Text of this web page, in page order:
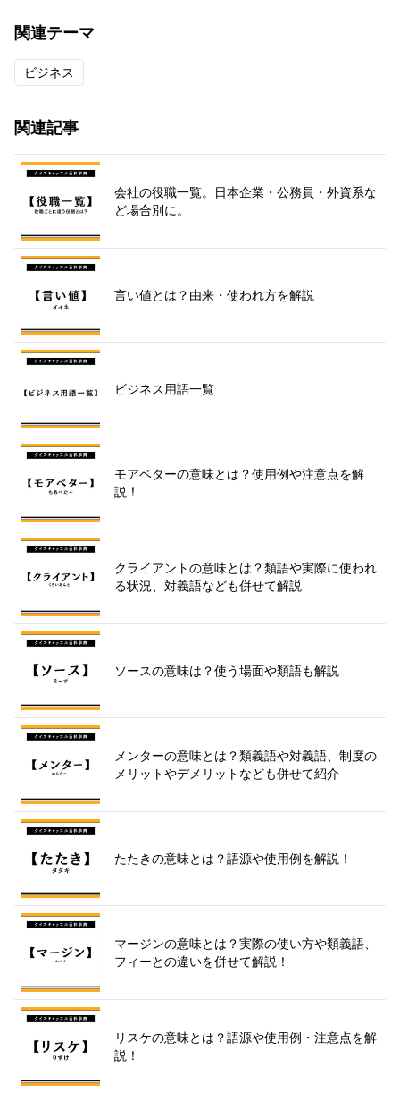
関連テーマ
ビジネス
関連記事
会社の役職一覧。日本企業・公務員・外資系な
ど場合別に。
言い値とは？由来・使われ方を解説
ビジネス用語一覧
モアベターの意味とは？使用例や注意点を解
説！
クライアントの意味とは？類語や実際に使われ
る状況、対義語なども併せて解説
ソースの意味は？使う場面や類語も解説
メンターの意味とは？類義語や対義語、制度の
メリットやデメリットなども併せて紹介
たたきの意味とは？語源や使用例を解説！
マージンの意味とは？実際の使い方や類義語、
フィーとの違いを併せて解説！
リスケの意味とは？語源や使用例・注意点を解
説！